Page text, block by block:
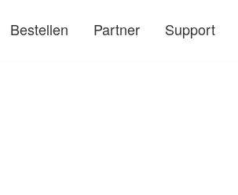
Bestellen Partner Support